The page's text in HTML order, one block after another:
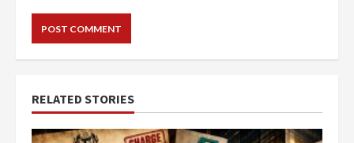
RELATED STORIES